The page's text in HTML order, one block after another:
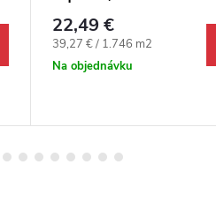
Sherman svetlohnedý 4V
22,49 €
Jednotková cena:
39,27 € / 1.746 m2
Na objednávku